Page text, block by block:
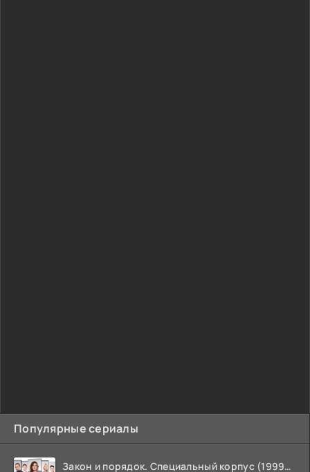
Популярные сериалы
Закон и порядок. Специальный корпус (1999-2026)